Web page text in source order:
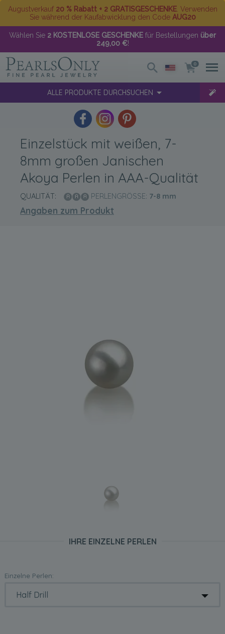
Augustverkauf 20 % Rabatt + 2 GRATISGESCHENKE. Verwenden
Sie während der Kaufabwicklung den Code AUG20
Wählen Sie 2 KOSTENLOSE GESCHENKE für Bestellungen über
249,00 €!
0
ALLE PRODUKTE DURCHSUCHEN
Einzelstück mit weißen, 7-
8mm großen Janischen
Akoya Perlen in AAA-Qualität
QUALITÄT: PERLENGRÖSSE: 7-8 mm
Angaben zum Produkt
IHRE EINZELNE PERLEN
Einzelne Perlen: